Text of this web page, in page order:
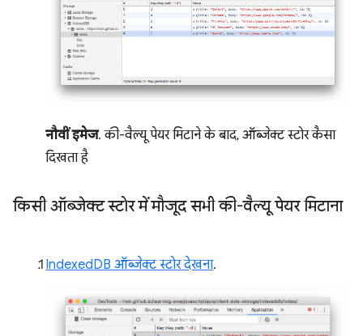
नौवीं इमेज. की-वैल्यू पेयर मिटाने के बाद, ऑब्जेक्ट स्टोर कैसा
दिखता है
किसी ऑब्जेक्ट स्टोर में मौजूद सभी की-वैल्यू पेयर मिटाना
IndexedDB ऑब्जेक्ट स्टोर देखना.